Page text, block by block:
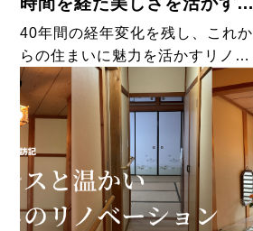
40年間の経年変化を残し、これか
らの住まいに魅力を活かすリノベ
ーション